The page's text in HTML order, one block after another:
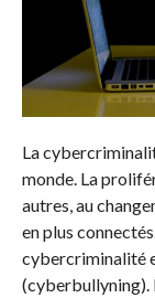
La
monde. La
autres, au
en plus
cybercriminalité
(cyberbullyning).